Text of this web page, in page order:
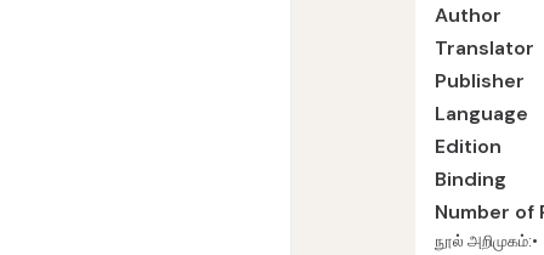
Author
Translator
Publisher
Language
Edition
Binding
Number of
நூல்